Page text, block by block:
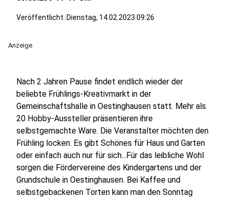
Veröffentlicht: Dienstag, 14.02.2023 09:26
Anzeige
Nach 2 Jahren Pause findet endlich wieder der
beliebte Frühlings-Kreativmarkt in der
Gemeinschaftshalle in Oestinghausen statt. Mehr als
20 Hobby-Aussteller präsentieren ihre
selbstgemachte Ware. Die Veranstalter möchten den
Frühling locken. Es gibt Schönes für Haus und Garten
oder einfach auch nur für sich...Für das leibliche Wohl
sorgen die Fördervereine des Kindergartens und der
Grundschule in Oestinghausen. Bei Kaffee und
selbstgebackenen Torten kann man den Sonntag